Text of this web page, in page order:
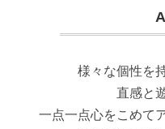
様々な個性を
直感と
一点一点心をこめて